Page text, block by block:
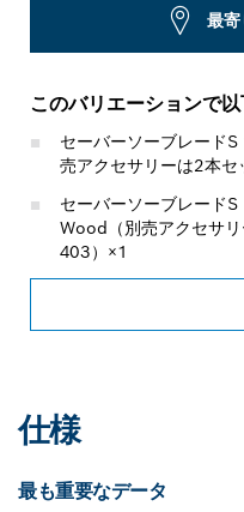
最
このバリエーションで
セーバーソーブレード
売アクセサリーは2本
セーバーソーブレー
Wood（別売アクセサ
403）×1
仕様
最も重要なデータ